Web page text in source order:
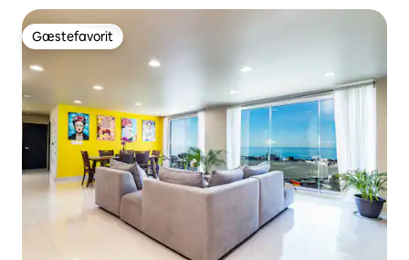
Gæstefavorit
Gæstefavorit